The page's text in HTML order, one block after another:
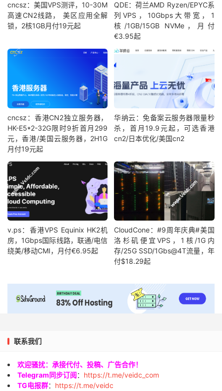
cncsz：美国VPS测评，10-30M
高速CN2线路， 美区应用全解
锁，2核1GB月付19元起
QDE：荷兰AMD Ryzen/EPYC系
列VPS，10Gbps大带宽，1
核/1GB/15GB NVMe，月付
€3.95起
cncsz：香港CN2独立服务器，
HK-E5*2-32G限时9折首月299
元，香港/美国云服务器，2H1G
月付19元起
华纳云：免备案云服务器限量秒
杀，首月19.9元起，可选香港
cn2/日本优化/美国cn2
v.ps：香港VPS Equinix HK2机
房，1Gbps国际线路，联通/电信
绕美/移动CMI，月付€6.95起
CloudCone：#9周年庆典#美国
洛杉矶便宜VPS，1核/1G内
存/25G SSD/1Gbs@4T流量，年
付$18.29起
联系我们
欢迎骚扰：承接代付、投稿、广告合作！
Telegram同步订阅： https://t.me/veidc_com
TG电报群： https://t.me/veidc